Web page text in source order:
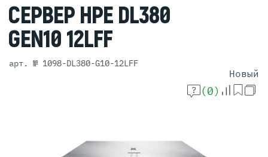
СЕРВЕР HPE DL380
GEN10 12LFF
арт. № 1098-DL380-G10-12LFF
Новый
(0)